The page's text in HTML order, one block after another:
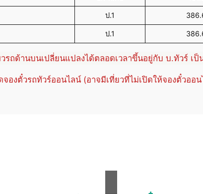
ป.1
ป.1
รถด้านบนเปลี่ยนแปลงได้ตลอดเวลาขึ้นอยู่กับ บ.ทัวร์ เ
จองตั๋วรถทัวร์ออนไลน์ (อาจมีเที่ยวที่ไม่เปิดให้จองตั๋วอ